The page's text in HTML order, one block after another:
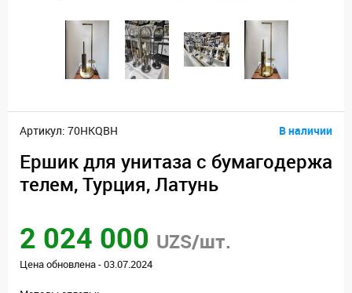
Артикул: 70HKQBH В наличии
Ершик для унитаза с бумагодержа
телем, Турция, Латунь
2 024 000 UZS/шт.
Цена обновлена - 03.07.2024